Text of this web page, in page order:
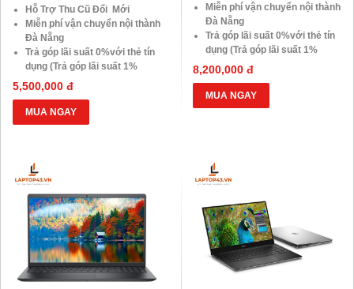
Hỗ Trợ Thu Cũ Đổi Mới
Miễn phí vận chuyển nội thành
Đà Nẵng
Trả góp lãi suất 0%với thẻ tín
dụng (Trả góp lãi suất 1%
HDsaison - chỉ cần CMND
BLX hoặc hộ khẩu gốc )
Giảm 20%khi nâng cấp Ram-
SSD
10.000 Voucher Giảm
Giá 500.000đ
5,500,000 đ
MUA NGAY
Miễn phí vận chuyển nội thành
Đà Nẵng
Trả góp lãi suất 0%với thẻ tín
dụng (Trả góp lãi suất 1%
HDsaison - chỉ cần CMND
BLX hoặc hộ khẩu gốc )
Giảm 20%khi nâng cấp Ram-
SSD
Giá 500.000đ
8,200,000 đ
MUA NGAY